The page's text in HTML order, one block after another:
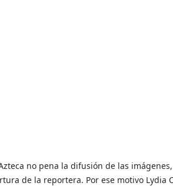
no pena la difusión de las
de la reportera. Por ese motivo Lydia